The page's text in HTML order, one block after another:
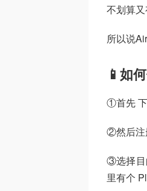
不划算
所以说
📱如
①首先 下
②然后注
③选择目
里有个